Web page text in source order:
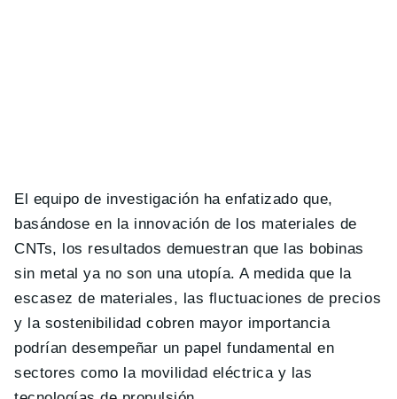
El equipo de investigación ha enfatizado que,
basándose en la innovación de los materiales de
CNTs, los resultados demuestran que las bobinas
sin metal ya no son una utopía. A medida que la
escasez de materiales, las fluctuaciones de precios
y la sostenibilidad cobren mayor importancia
podrían desempeñar un papel fundamental en
sectores como la movilidad eléctrica y las